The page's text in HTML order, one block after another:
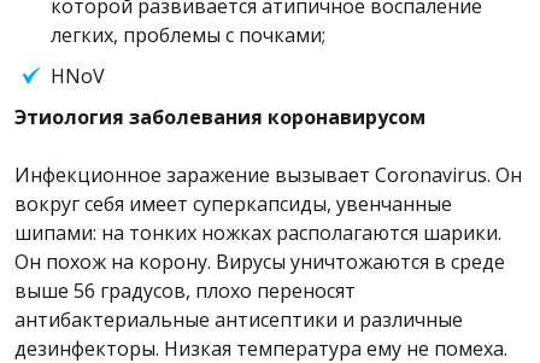
которой развивается атипичное воспаление
легких, проблемы с почками;
HNoV
Этиология заболевания коронавирусом
Инфекционное заражение вызывает Coronavirus. Он
вокруг себя имеет суперкапсиды, увенчанные
шипами: на тонких ножках располагаются шарики.
Он похож на корону. Вирусы уничтожаются в среде
выше 56 градусов, плохо переносят
антибактериальные антисептики и различные
дезинфекторы. Низкая температура ему не помеха.